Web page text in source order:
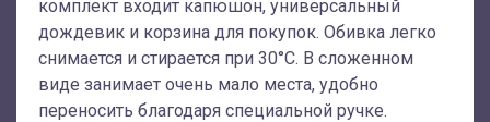
комплект входит капюшон, универсальный
дождевик и корзина для покупок. Обивка легко
снимается и стирается при 30°C. В сложенном
виде занимает очень мало места, удобно
переносить благодаря специальной ручке.